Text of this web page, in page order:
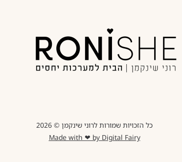
כל הזכויות שמורות לרוני שינקמן © 2026
Made with ❤ by Digital Fairy